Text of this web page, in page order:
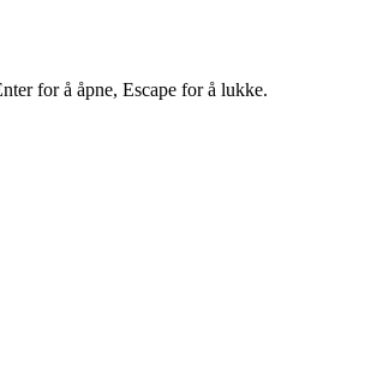
for å åpne, Escape for å lukke.